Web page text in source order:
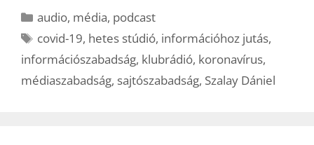
Kategória
audio, média, podcast
Címkék
covid-19, hetes stúdió, információhoz jutás,
információszabadság, klubrádió, koronavírus,
médiaszabadság, sajtószabadság, Szalay Dániel